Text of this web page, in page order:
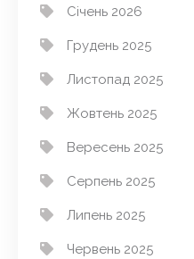
Січень 2026
Грудень 2025
Листопад 2025
Жовтень 2025
Вересень 2025
Серпень 2025
Липень 2025
Червень 2025